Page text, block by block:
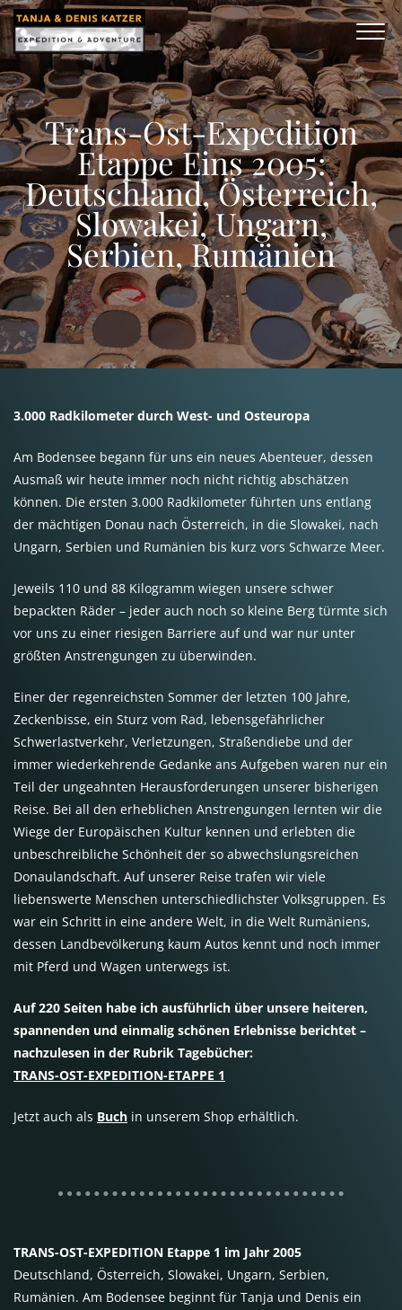
Trans-Ost-Expedition
Etappe Eins 2005:
Deutschland, Österreich,
Slowakei, Ungarn,
Serbien, Rumänien
3.000 Radkilometer durch West- und Osteuropa
Am Bodensee begann für uns ein neues Abenteuer, dessen
Ausmaß wir heute immer noch nicht richtig abschätzen
können. Die ersten 3.000 Radkilometer führten uns entlang
der mächtigen Donau nach Österreich, in die Slowakei, nach
Ungarn, Serbien und Rumänien bis kurz vors Schwarze Meer.
Jeweils 110 und 88 Kilogramm wiegen unsere schwer
bepackten Räder – jeder auch noch so kleine Berg türmte sich
vor uns zu einer riesigen Barriere auf und war nur unter
größten Anstrengungen zu überwinden.
Einer der regenreichsten Sommer der letzten 100 Jahre,
Zeckenbisse, ein Sturz vom Rad, lebensgefährlicher
Schwerlastverkehr, Verletzungen, Straßendiebe und der
immer wiederkehrende Gedanke ans Aufgeben waren nur ein
Teil der ungeahnten Herausforderungen unserer bisherigen
Reise. Bei all den erheblichen Anstrengungen lernten wir die
Wiege der Europäischen Kultur kennen und erlebten die
unbeschreibliche Schönheit der so abwechslungsreichen
Donaulandschaft. Auf unserer Reise trafen wir viele
liebenswerte Menschen unterschiedlichster Volksgruppen. Es
war ein Schritt in eine andere Welt, in die Welt Rumäniens,
dessen Landbevölkerung kaum Autos kennt und noch immer
mit Pferd und Wagen unterwegs ist.
Auf 220 Seiten habe ich ausführlich über unsere heiteren,
spannenden und einmalig schönen Erlebnisse berichtet –
nachzulesen in der Rubrik Tagebücher:
TRANS-OST-EXPEDITION-ETAPPE 1
Jetzt auch als Buch in unserem Shop erhältlich.
TRANS-OST-EXPEDITION Etappe 1 im Jahr 2005
Deutschland, Österreich, Slowakei, Ungarn, Serbien,
Rumänien. Am Bodensee beginnt für Tanja und Denis ein